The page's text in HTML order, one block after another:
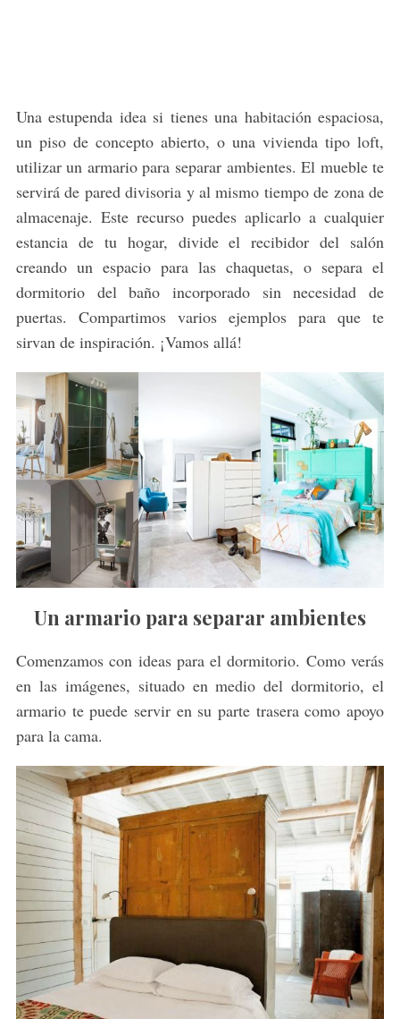
Una estupenda idea si tienes una habitación espaciosa,
un piso de concepto abierto, o una vivienda tipo loft,
utilizar un armario para separar ambientes. El mueble te
servirá de pared divisoria y al mismo tiempo de zona de
almacenaje. Este recurso puedes aplicarlo a cualquier
estancia de tu hogar, divide el recibidor del salón
creando un espacio para las chaquetas, o separa el
dormitorio del baño incorporado sin necesidad de
puertas. Compartimos varios ejemplos para que te
sirvan de inspiración. ¡Vamos allá!
Un armario para separar ambientes
Comenzamos con ideas para el dormitorio. Como verás
en las imágenes, situado en medio del dormitorio, el
armario te puede servir en su parte trasera como apoyo
para la cama.